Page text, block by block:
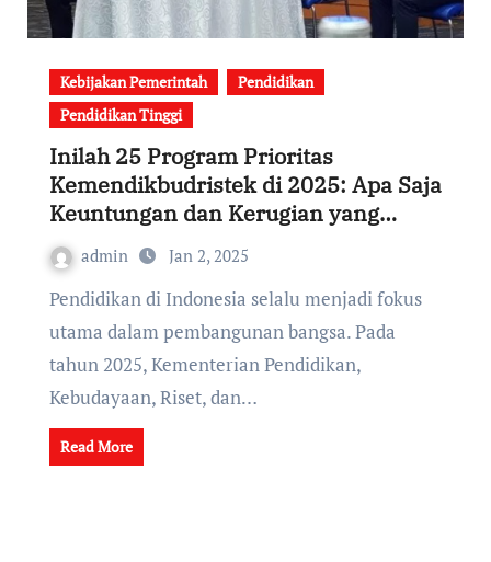
Kebijakan Pemerintah
Pendidikan
Pendidikan Tinggi
Inilah 25 Program Prioritas
Kemendikbudristek di 2025: Apa Saja
Keuntungan dan Kerugian yang
Dirasakan oleh Rakyat,Simak!
admin Jan 2, 2025
Pendidikan di Indonesia selalu menjadi fokus
utama dalam pembangunan bangsa. Pada
tahun 2025, Kementerian Pendidikan,
Kebudayaan, Riset, dan…
Read More